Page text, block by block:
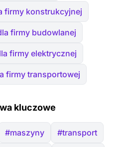
firmy konstrukcyjnej
firmy budowlanej
firmy elektrycznej
firmy transportowej
kluczowe
#maszyny #transport